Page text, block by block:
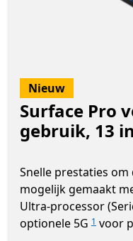
Nieuw
Surface Pro
gebruik, 13
Snelle prestaties
mogelijk gemaakt
Ultra-processor
optionele 5G 1 voor